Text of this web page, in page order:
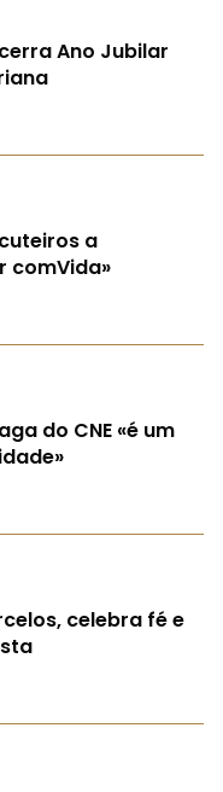
Ano Jubilar
a
comVida»
do CNE «é um
celebra fé e